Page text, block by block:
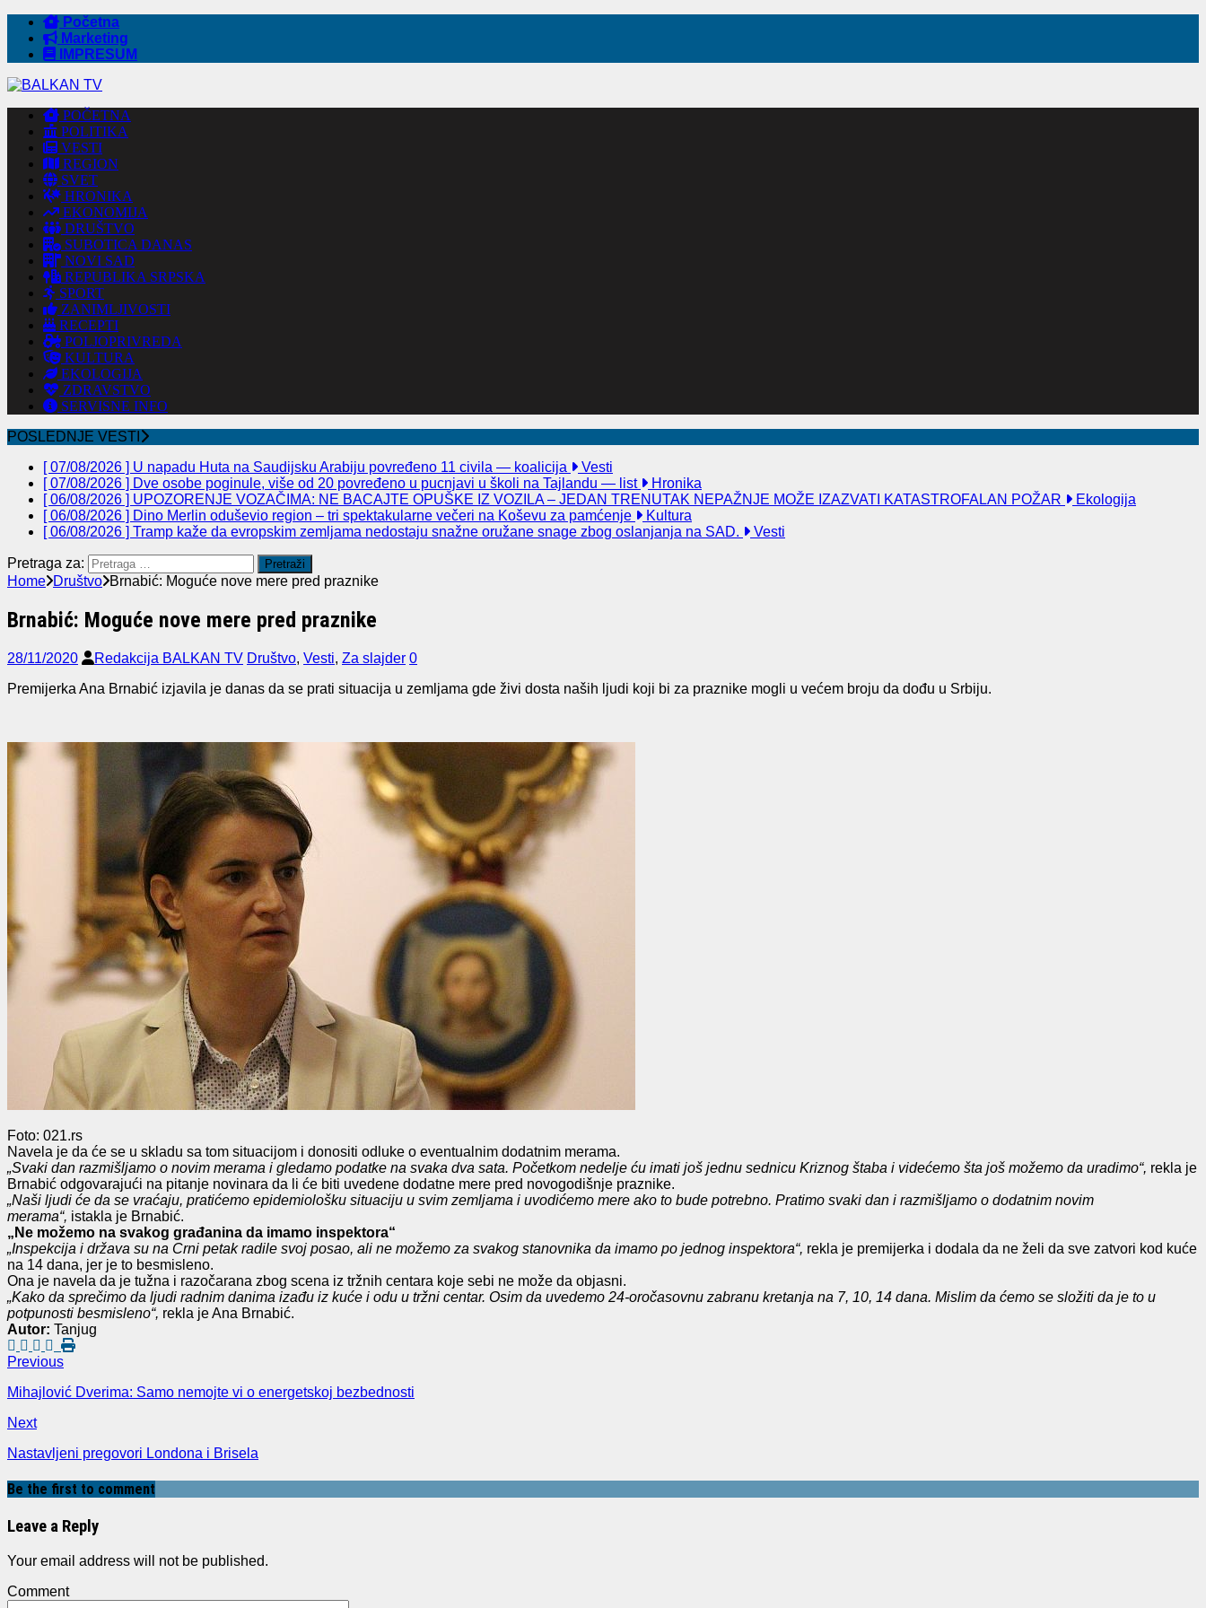
Početna
Marketing
IMPRESUM
POČETNA
POLITIKA
VESTI
REGION
SVET
HRONIKA
EKONOMIJA
DRUŠTVO
SUBOTICA DANAS
NOVI SAD
REPUBLIKA SRPSKA
SPORT
ZANIMLJIVOSTI
RECEPTI
POLJOPRIVREDA
KULTURA
EKOLOGIJA
ZDRAVSTVO
SERVISNE INFO
POSLEDNJE VESTI
[ 07/08/2026 ] U napadu Huta na Saudijsku Arabiju povređeno 11 civila — koalicija
Vesti
[ 07/08/2026 ] Dve osobe poginule, više od 20 povređeno u pucnjavi u školi na Tajlandu — list
Hronika
[ 06/08/2026 ] UPOZORENJE VOZAČIMA: NE BACAJTE OPUŠKE IZ VOZILA – JEDAN TRENUTAK NEPAŽNJE MOŽE IZAZVATI KATASTROFALAN POŽAR
Ekologija
[ 06/08/2026 ] Dino Merlin oduševio region – tri spektakularne večeri na Koševu za pamćenje
Kultura
[ 06/08/2026 ] Tramp kaže da evropskim zemljama nedostaju snažne oružane snage zbog oslanjanja na SAD. Vesti
Pretraga za:
Home Društvo Brnabić: Moguće nove mere pred praznike
Brnabić: Moguće nove mere pred praznike
28/11/2020 Redakcija BALKAN TV Društvo, Vesti, Za slajder 0
Premijerka Ana Brnabić izjavila je danas da se prati situacija u zemljama gde živi dosta naših ljudi koji bi za praznike mogli u većem broju da dođu u Srbiju.
Foto: 021.rs
Navela je da će se u skladu sa tom situacijom i donositi odluke o eventualnim dodatnim merama.
„Svaki dan razmišljamo o novim merama i gledamo podatke na svaka dva sata. Početkom nedelje ću imati još jednu sednicu Kriznog štaba i videćemo šta još možemo da uradimo“, rekla je
Brnabić odgovarajući na pitanje novinara da li će biti uvedene dodatne mere pred novogodišnje praznike.
„Naši ljudi će da se vraćaju, pratićemo epidemiološku situaciju u svim zemljama i uvodićemo mere ako to bude potrebno. Pratimo svaki dan i razmišljamo o dodatnim novim
merama“, istakla je Brnabić.
„Ne možemo na svakog građanina da imamo inspektora“
„Inspekcija i država su na Crni petak radile svoj posao, ali ne možemo za svakog stanovnika da imamo po jednog inspektora“, rekla je premijerka i dodala da ne želi da sve zatvori kod kuće
na 14 dana, jer je to besmisleno.
Ona je navela da je tužna i razočarana zbog scena iz tržnih centara koje sebi ne može da objasni.
„Kako da sprečimo da ljudi radnim danima izađu iz kuće i odu u tržni centar. Osim da uvedemo 24-oročasovnu zabranu kretanja na 7, 10, 14 dana. Mislim da ćemo se složiti da je to u
potpunosti besmisleno“, rekla je Ana Brnabić.
Autor: Tanjug
Previous
Mihajlović Dverima: Samo nemojte vi o energetskoj bezbednosti
Next
Nastavljeni pregovori Londona i Brisela
Be the first to comment
Leave a Reply
Your email address will not be published.
Comment